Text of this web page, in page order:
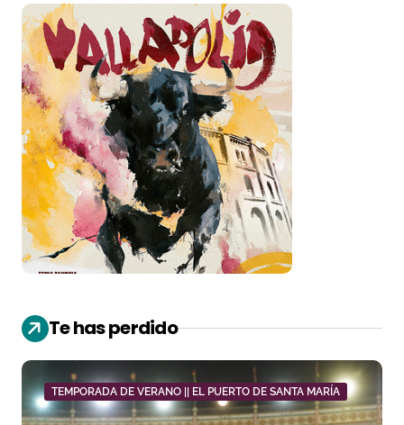
Te has perdido
TEMPORADA DE VERANO || EL PUERTO DE SANTA MARÍA